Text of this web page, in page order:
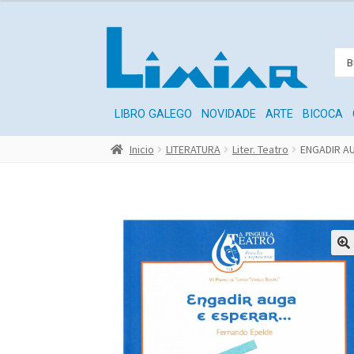
LIBRO GALEGO NOVIDADE ARTE BICOCA
Inicio LITERATURA Liter. Teatro ENGADIR